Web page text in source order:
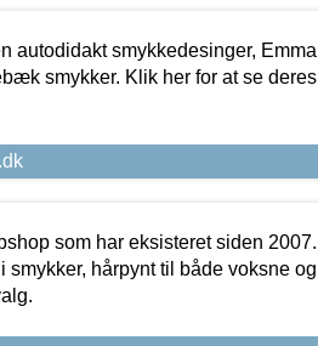
autodidakt smykkedesinger, Emma
smykker. Klik her for at se deres
som har eksisteret siden 2007.
hårpynt til både voksne og